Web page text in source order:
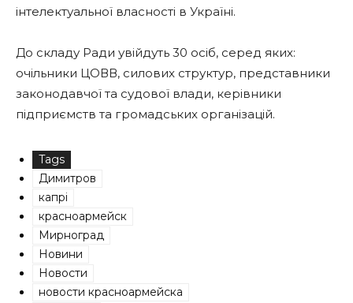
інтелектуальної власності в Україні.
До складу Ради увійдуть 30 осіб, серед яких:
очільники ЦОВВ, силових структур, представники
законодавчої та судової влади, керівники
підприємств та громадських організацій.
Tags
Димитров
капрі
красноармейск
Мирноград
Новини
Новости
новости красноармейска